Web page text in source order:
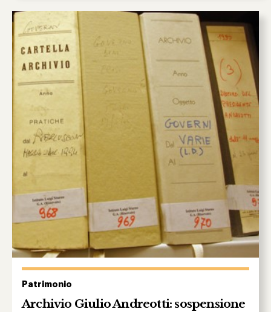
Patrimonio
Archivio Giulio Andreotti: sospensione